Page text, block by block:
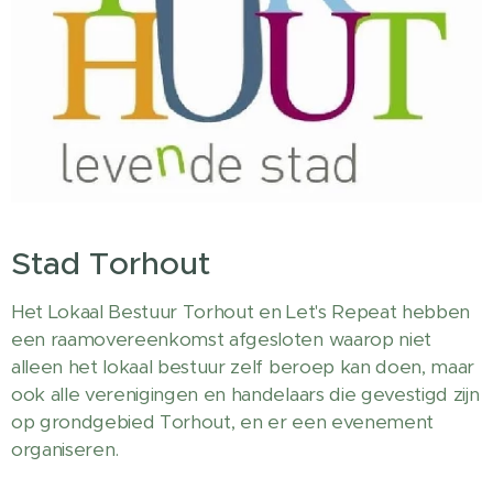
Stad Torhout
Het Lokaal Bestuur Torhout en Let's Repeat hebben
een raamovereenkomst afgesloten waarop niet
alleen het lokaal bestuur zelf beroep kan doen, maar
ook alle verenigingen en handelaars die gevestigd zijn
op grondgebied Torhout, en er een evenement
organiseren.